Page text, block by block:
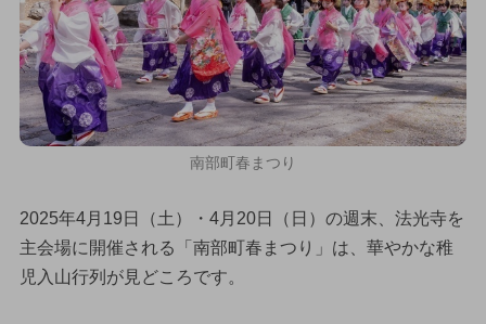
南部町春まつり
2025年4月19日（土）・4月20日（日）の週末、法光寺を
主会場に開催される「南部町春まつり」は、華やかな稚
児入山行列が見どころです。